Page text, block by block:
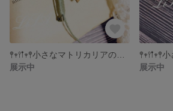
展示中
展示中